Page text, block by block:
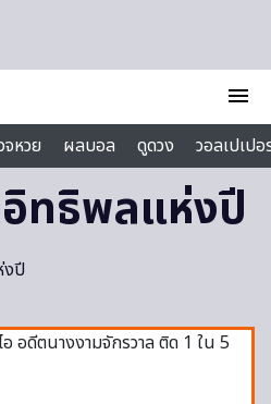
menu
จหวย ผลบอล ดูดวง
วอลเปเป
ทธิพลแห่งปี
ปี